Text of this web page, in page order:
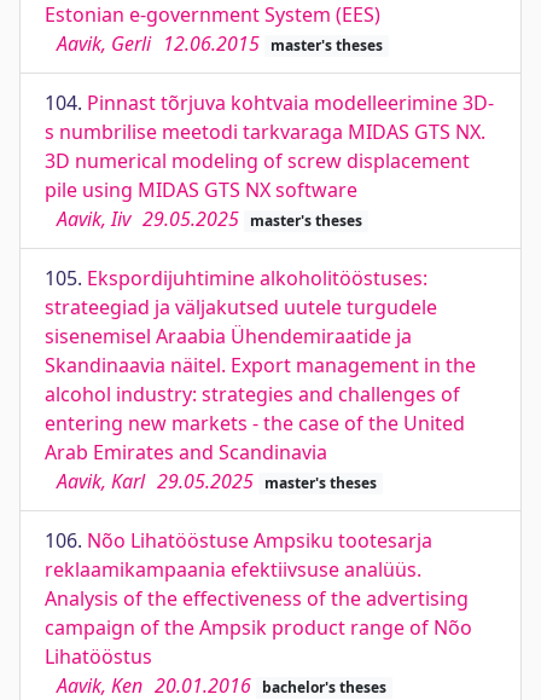
Estonian e-government System (EES)
Aavik, Gerli 12.06.2015 master's theses
104. Pinnast tõrjuva kohtvaia modelleerimine 3D-
s numbrilise meetodi tarkvaraga MIDAS GTS NX.
3D numerical modeling of screw displacement
pile using MIDAS GTS NX software
Aavik, Iiv 29.05.2025 master's theses
105. Ekspordijuhtimine alkoholitööstuses:
strateegiad ja väljakutsed uutele turgudele
sisenemisel Araabia Ühendemiraatide ja
Skandinaavia näitel. Export management in the
alcohol industry: strategies and challenges of
entering new markets - the case of the United
Arab Emirates and Scandinavia
Aavik, Karl 29.05.2025 master's theses
106. Nõo Lihatööstuse Ampsiku tootesarja
reklaamikampaania efektiivsuse analüüs.
Analysis of the effectiveness of the advertising
campaign of the Ampsik product range of Nõo
Lihatööstus
Aavik, Ken 20.01.2016 bachelor's theses